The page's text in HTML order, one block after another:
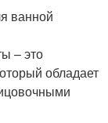
ванной
– это
обладает